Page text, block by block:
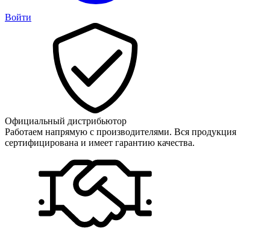
Войти
Официальный дистрибьютор
Работаем напрямую с производителями. Вся продукция
сертифицирована и имеет гарантию качества.